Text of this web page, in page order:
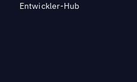
Entwickler-Hub